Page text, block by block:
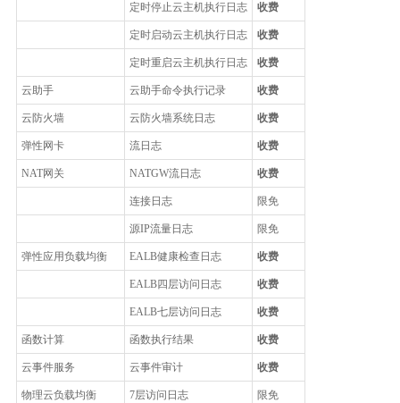
定时停止云主机执行日志 收费
定时启动云主机执行日志 收费
定时重启云主机执行日志 收费
云助手 云助手命令执行记录 收费
云防火墙 云防火墙系统日志 收费
弹性网卡 流日志 收费
NAT网关 NATGW流日志 收费
连接日志 限免
源IP流量日志 限免
弹性应用负载均衡 EALB健康检查日志 收费
EALB四层访问日志 收费
EALB七层访问日志 收费
函数计算 函数执行结果 收费
云事件服务 云事件审计 收费
物理云负载均衡 7层访问日志 限免